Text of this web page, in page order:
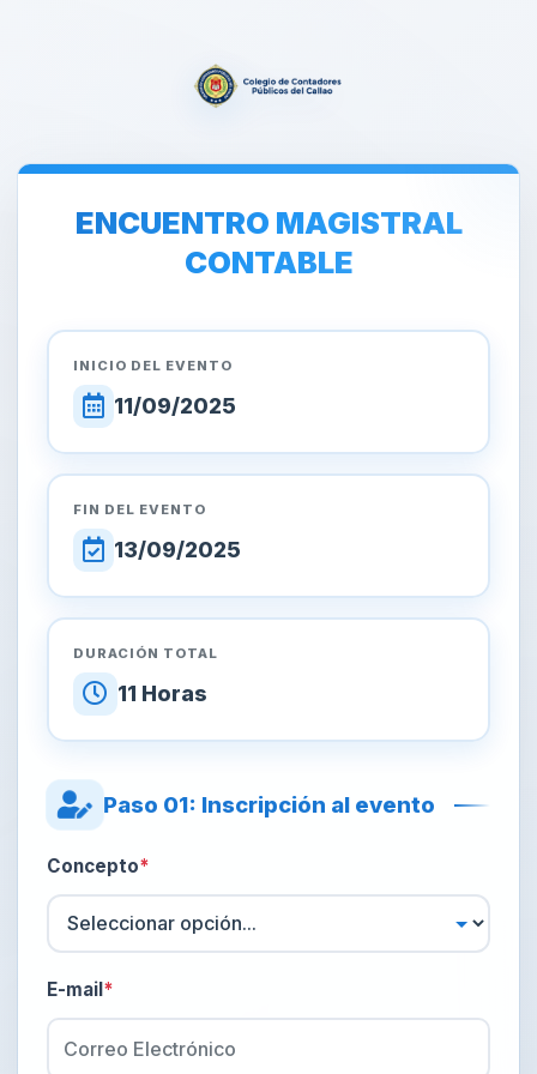
ENCUENTRO MAGISTRAL
CONTABLE
INICIO DEL EVENTO
11/09/2025
FIN DEL EVENTO
13/09/2025
DURACIÓN TOTAL
11 Horas
Paso 01: Inscripción al evento
Concepto*
E-mail*